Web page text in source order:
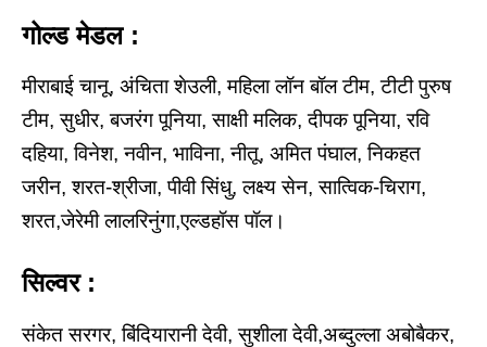
गोल्ड मेडल :
मीराबाई चानू, अंचिता शेउली, महिला लॉन बॉल टीम, टीटी पुरुष
टीम, सुधीर, बजरंग पूनिया, साक्षी मलिक, दीपक पूनिया, रवि
दहिया, विनेश, नवीन, भाविना, नीतू, अमित पंघाल, निकहत
जरीन, शरत-श्रीजा, पीवी सिंधु, लक्ष्य सेन, सात्विक-चिराग,
शरत,जेरेमी लालरिनुंगा,एल्डहॉस पॉल।
सिल्वर :
संकेत सरगर, बिंदियारानी देवी, सुशीला देवी,अब्दुल्ला अबोबैकर,